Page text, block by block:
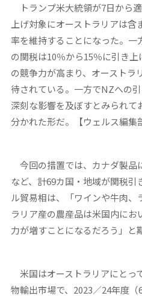
トランプ米大統領が7日から
上げ対象にオーストラリアは
率を維持することになった。一
の関税は10％から15％に引き
の競争力が高まり、オーストラ
待されている。一方でNZへの
深刻な影響を及ぼすとみられて
分かれた形だ。【ウェルス編集
今回の措置では、カナダ製品
など、計69カ国・地域が関税
ル貿易相は、「ワインや牛肉、
ラリア産の農産品は米国内に
力が増すことになるだろう」と
米国はオーストラリアにとっ
物輸出市場で、2023／24年度